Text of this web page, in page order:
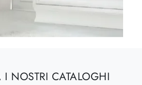
I NOSTRI CATALOGHI